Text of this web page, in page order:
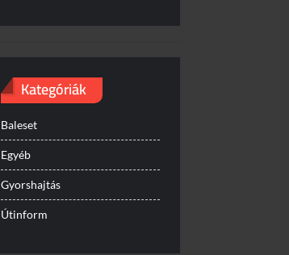
Kategóriák
Baleset
Egyéb
Gyorshajtás
Útinform